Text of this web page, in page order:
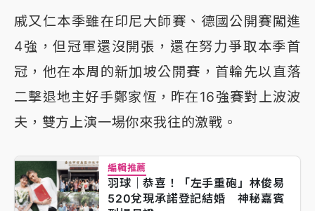
戚又仁本季雖在印尼大師賽、德國公開賽闖進
4強，但冠軍還沒開張，還在努力爭取本季首
冠，他在本周的新加坡公開賽，首輪先以直落
二擊退地主好手鄭家恆，昨在16強賽對上波波
夫，雙方上演一場你來我往的激戰。
編輯推薦
羽球｜恭喜！「左手重砲」林俊易
520兌現承諾登記結婚 神秘嘉賓